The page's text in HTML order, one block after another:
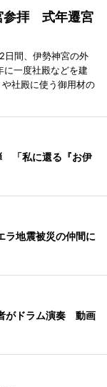
参拝 式年遷宮
日間、伊勢神宮の外
一度社殿などを建
社殿に使う御用材の
「私に還る『お伊
ラ地震被災の仲間に
がドラム演奏 動画